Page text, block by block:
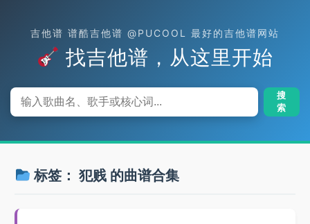
吉他谱 谱酷吉他谱 @PUCOOL 最好的吉他谱网站
找吉他谱，从这里开始
搜
索
标签： 犯贱的曲谱合集